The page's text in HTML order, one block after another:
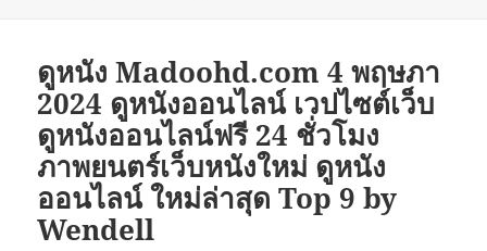
ดูหนัง Madoohd.com 4 พฤษภา
2024 ดูหนังออนไลน์ เวปไซต์เว็บ
ดูหนังออนไลน์ฟรี 24 ชั่วโมง
ภาพยนตร์เว็บหนังใหม่ ดูหนัง
ออนไลน์ ใหม่ล่าสุด Top 9 by
Wendell